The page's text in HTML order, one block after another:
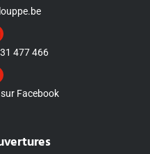
477 466
Facebook